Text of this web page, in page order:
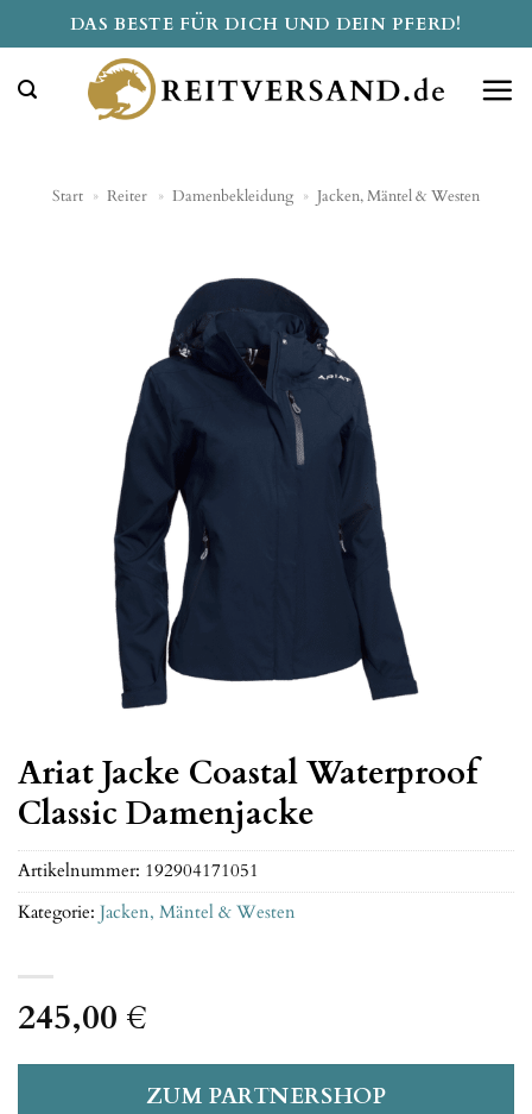
Inhalt
springen
DAS BESTE FÜR DICH UND DEIN PFERD!
Start » Reiter » Damenbekleidung » Jacken, Mäntel & Westen
Ariat Jacke Coastal Waterproof
Classic Damenjacke
245,00 €
ZUM PARTNERSHOP
Artikelnummer: 192904171051
Kategorie: Jacken, Mäntel & Westen